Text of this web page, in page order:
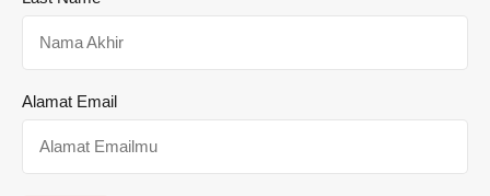
Alamat Email